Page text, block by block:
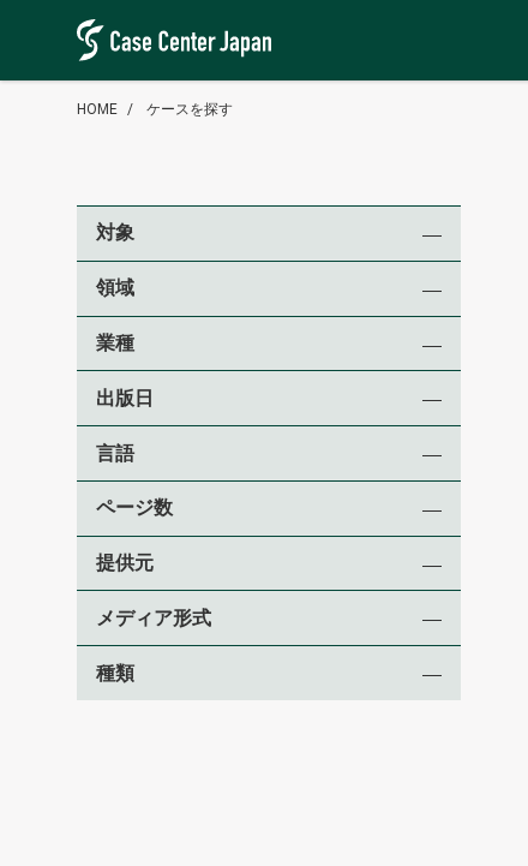
HOME ケースを探す
対象
領域
業種
出版日
言語
ページ数
提供元
メディア形式
種類